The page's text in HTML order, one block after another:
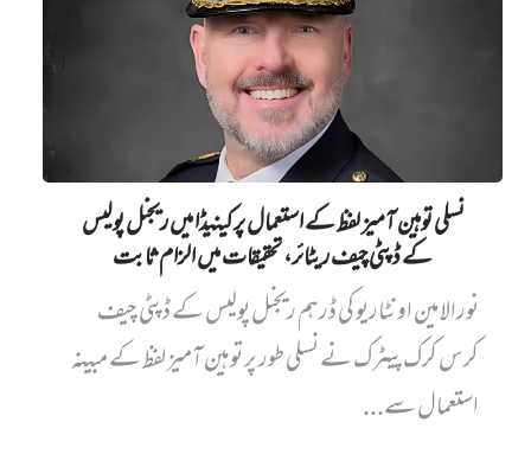
نسلی توہین آمیز لفظ کے استعمال پر کینیڈا میں ریجنل پولیس
کے ڈپٹی چیف ریٹائر، تحقیقات میں الزام ثابت
نورالامین اونٹاریو کی ڈرہم ریجنل پولیس کے ڈپٹی چیف
کرس کرک پیٹرک نے نسلی طور پر توہین آمیز لفظ کے مبینہ
استعمال سے...